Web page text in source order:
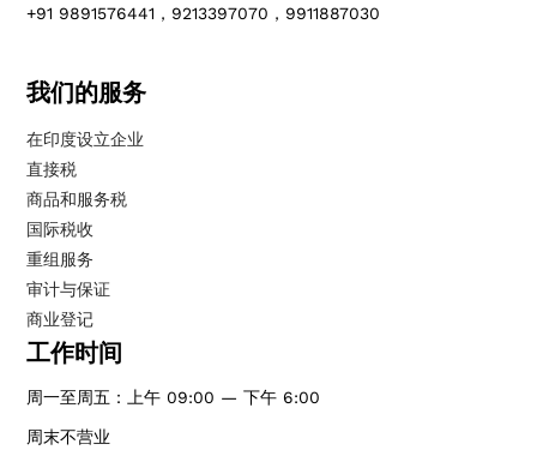
+91 9891576441，9213397070，9911887030
我们的服务
在印度设立企业
直接税
商品和服务税
国际税收
重组服务
审计与保证
商业登记
工作时间
周一至周五：上午 09:00 — 下午 6:00
周末不营业